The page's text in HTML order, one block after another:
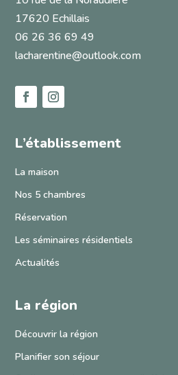
17620 Echillais
06 26 36 69 49
lacharentine@outlook.com
L’établissement
La maison
Nos 5 chambres
Réservation
Les séminaires résidentiels
Actualités
La région
Découvrir la région
Planifier son séjour